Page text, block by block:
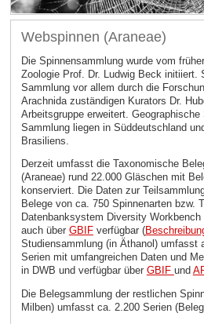
Webspinnen (Araneae)
Die Spinnensammlung wurde vom
Zoologie Prof. Dr. Ludwig Beck initiiert.
Sammlung vor allem durch die
Arachnida zuständigen Kurators Dr.
Arbeitsgruppe erweitert. Geographische
Sammlung liegen in Süddeutschland
Brasiliens.
Derzeit umfasst die Taxonomische
(Araneae) rund 22.000 Gläschen mit
konserviert. Die Daten zur
Belege von ca. 750 Spinnenarten bzw.
Datenbanksystem Diversity
auch über GBIFverfügbar (
Studiensammlung (in Äthanol) umfasst
Serien mit umfangreichen Daten und
in DWB und verfügbar über GBIF und
Die Belegsammlung der restlichen
Milben) umfasst ca. 2.200 Serien